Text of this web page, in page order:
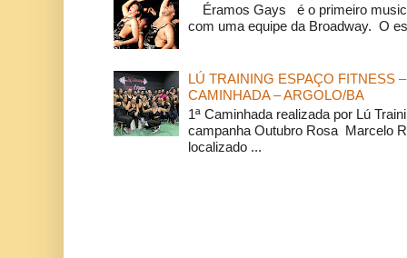
Éramos Gays é o primeiro
com uma equipe da Broadway. O
LÚ TRAINING ESPAÇO FITNESS
CAMINHADA – ARGOLO/BA
1ª Caminhada realizada por Lú
campanha Outubro Rosa Marcelo
localizado ...